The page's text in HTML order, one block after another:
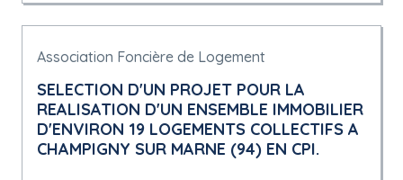
Association Foncière de Logement
SELECTION D'UN PROJET POUR LA
REALISATION D'UN ENSEMBLE IMMOBILIER
D'ENVIRON 19 LOGEMENTS COLLECTIFS A
CHAMPIGNY SUR MARNE (94) EN CPI.